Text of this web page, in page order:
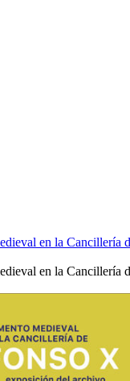
en la Cancillería
en la Cancillería